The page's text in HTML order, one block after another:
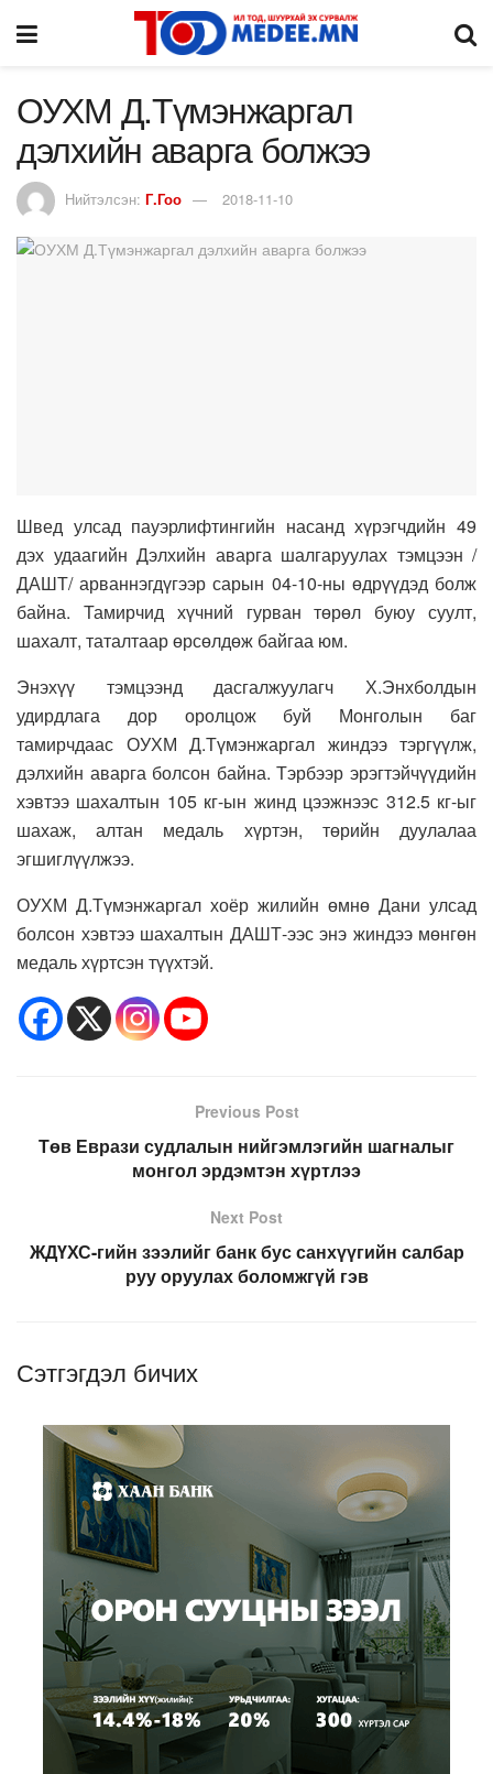
ОУХМ Д.Түмэнжаргал
дэлхийн аварга болжээ
Нийтэлсэн: Г.Гоо 2018-11-10
Швед улсад пауэрлифтингийн насанд хүрэгчдийн 49
дэх удаагийн Дэлхийн аварга шалгаруулах тэмцээн /
ДАШТ/ арваннэгдүгээр сарын 04-10-ны өдрүүдэд болж
байна. Тамирчид хүчний гурван төрөл буюу суулт,
шахалт, таталтаар өрсөлдөж байгаа юм.
Энэхүү тэмцээнд дасгалжуулагч Х.Энхболдын
удирдлага дор оролцож буй Монголын баг
тамирчдаас ОУХМ Д.Түмэнжаргал жиндээ тэргүүлж,
дэлхийн аварга болсон байна. Тэрбээр эрэгтэйчүүдийн
хэвтээ шахалтын 105 кг-ын жинд цээжнээс 312.5 кг-ыг
шахаж, алтан медаль хүртэн, төрийн дуулалаа
эгшиглүүлжээ.
ОУХМ Д.Түмэнжаргал хоёр жилийн өмнө Дани улсад
болсон хэвтээ шахалтын ДАШТ-ээс энэ жиндээ мөнгөн
медаль хүртсэн түүхтэй.
Previous Post
Төв Еврази судлалын нийгэмлэгийн шагналыг
монгол эрдэмтэн хүртлээ
Next Post
ЖДҮХС-гийн зээлийг банк бус санхүүгийн салбар
руу оруулах боломжгүй гэв
Сэтгэгдэл бичих